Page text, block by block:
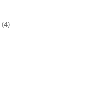
(4)